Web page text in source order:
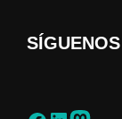
SÍGUENOS